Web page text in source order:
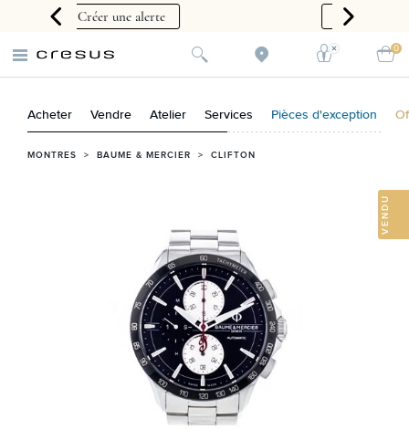
0
Acheter Vendre Atelier Services Pièces d'exception
MONTRES > BAUME & MERCIER > CLIFTON
VENDU